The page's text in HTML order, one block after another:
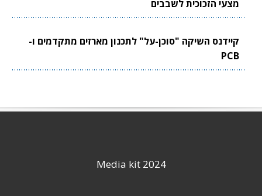
מצעי הזכוכית לשבבים
קיידנס השיקה "סוכן-על" לתכנון מארזים מתקדמים ו-
PCB
Media kit 2024